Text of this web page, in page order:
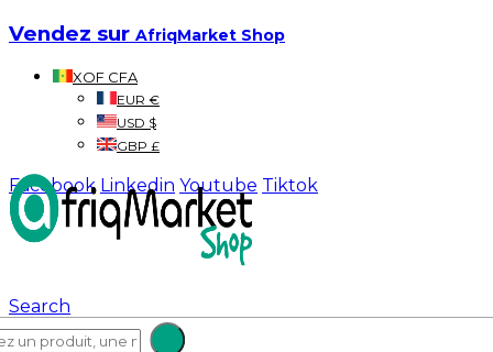
Vendez sur AfriqMarket Shop
XOF CFA
EUR €
USD $
GBP £
Facebook Linkedin Youtube Tiktok
Search